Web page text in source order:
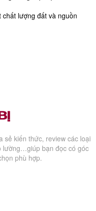
lượng đất và nguồn
sẻ kiến thức, review các loại
lường…giúp bạn đọc có góc
phù hợp.